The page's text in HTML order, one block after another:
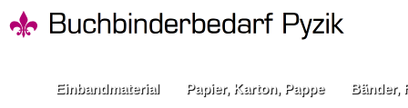
Einbandmaterial Papier, Karton, Pappe Bänder,